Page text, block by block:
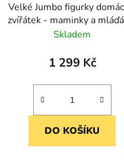
Velké Jumbo figurky
zvířátek - maminky a
Skladem
1 299 Kč
DO KOŠÍKU